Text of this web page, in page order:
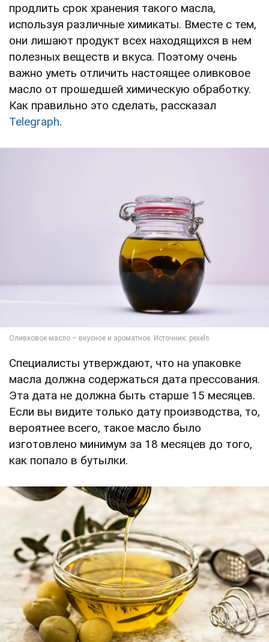
продлить срок хранения такого масла,
используя различные химикаты. Вместе с тем,
они лишают продукт всех находящихся в нем
полезных веществ и вкуса. Поэтому очень
важно уметь отличить настоящее оливковое
масло от прошедшей химическую обработку.
Как правильно это сделать, рассказал
Telegraph.
Специалисты утверждают, что на упаковке
масла должна содержаться дата прессования.
Эта дата не должна быть старше 15 месяцев.
Если вы видите только дату производства, то,
вероятнее всего, такое масло было
изготовлено минимум за 18 месяцев до того,
как попало в бутылки.